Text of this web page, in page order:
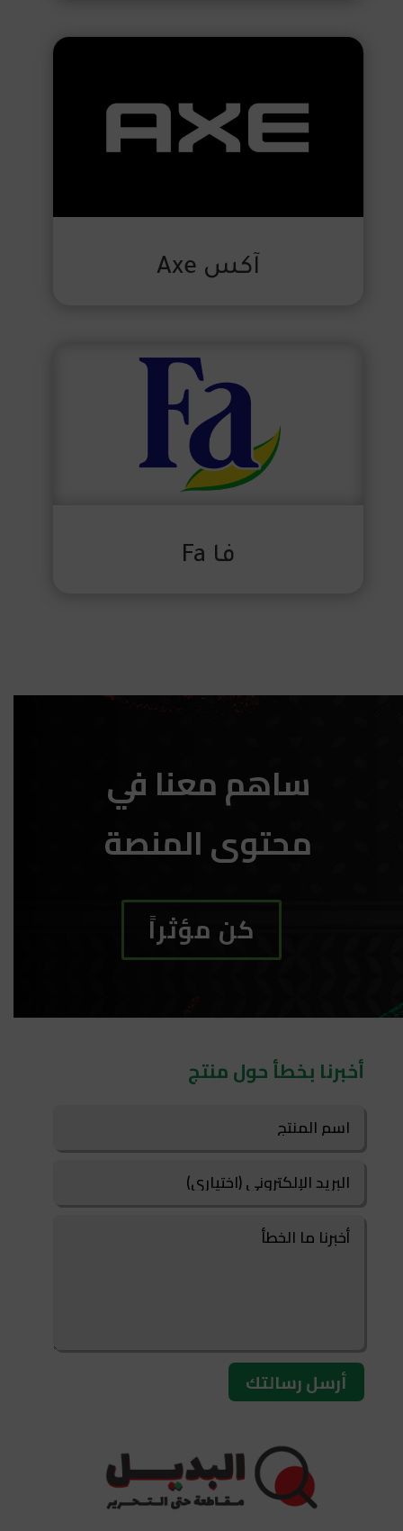
آكس Axe
فا Fa
ساهم معنا في
محتوى المنصة
كن مؤثراً
أخبرنا بخطأ حول منتج
أرسل رسالتك